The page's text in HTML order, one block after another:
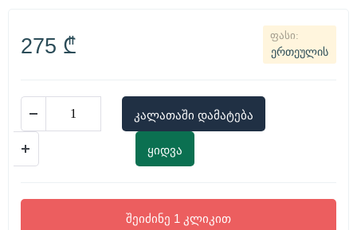
275 ₾ ერთეულის
კალათაში დამატება
ყიდვა
შეიძინე 1 კლიკით